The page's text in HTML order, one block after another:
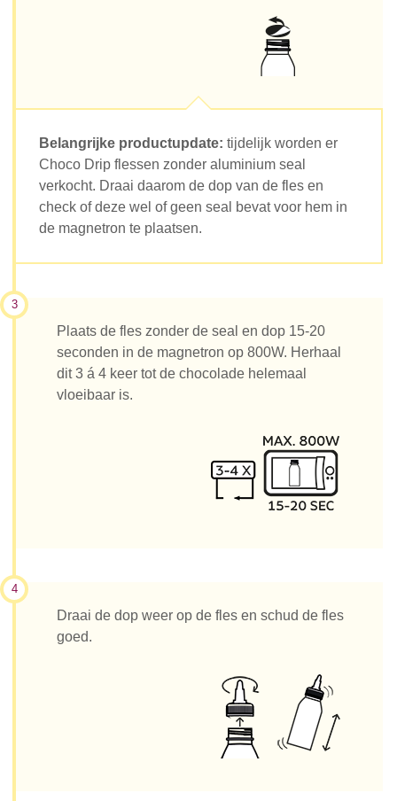
Belangrijke productupdate: tijdelijk worden er
Choco Drip flessen zonder aluminium seal
verkocht. Draai daarom de dop van de fles en
check of deze wel of geen seal bevat voor hem in
de magnetron te plaatsen.
3
Plaats de fles zonder de seal en dop 15-20
seconden in de magnetron op 800W. Herhaal
dit 3 á 4 keer tot de chocolade helemaal
vloeibaar is.
4
Draai de dop weer op de fles en schud de fles
goed.